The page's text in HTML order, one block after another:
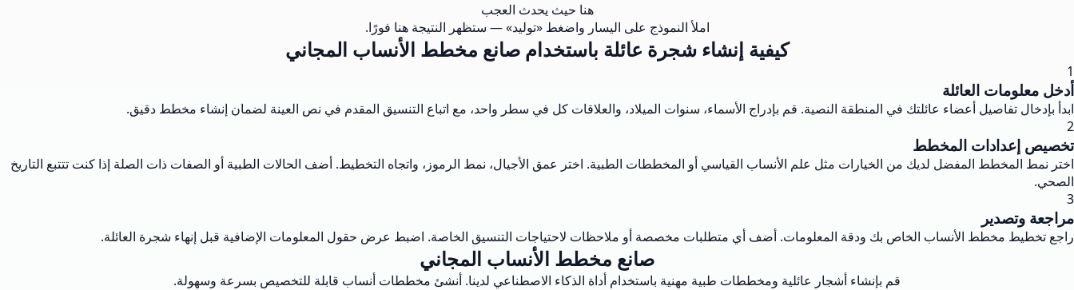
هنا حيث يحدث العجب
املأ النموذج على اليسار واضغط «توليد» — ستظهر النتيجة هنا فورًا.
كيفية إنشاء شجرة عائلة باستخدام صانع مخطط الأنساب المجاني
1
أدخل معلومات العائلة
ابدأ بإدخال تفاصيل أعضاء عائلتك في المنطقة النصية. قم بإدراج الأسماء، سنوات الميلاد، والعلاقات كل في سطر واحد، مع اتباع التنسيق المقدم في نص العينة لضمان إنشاء مخطط دقيق.
2
تخصيص إعدادات المخطط
اختر نمط المخطط المفضل لديك من الخيارات مثل علم الأنساب القياسي أو المخططات الطبية. اختر عمق الأجيال، نمط الرموز، واتجاه التخطيط. أضف الحالات الطبية أو الصفات ذات الصلة إذا كنت تتتبع التاريخ
الصحي.
3
مراجعة وتصدير
راجع تخطيط مخطط الأنساب الخاص بك ودقة المعلومات. أضف أي متطلبات مخصصة أو ملاحظات لاحتياجات التنسيق الخاصة. اضبط عرض حقول المعلومات الإضافية قبل إنهاء شجرة العائلة.
صانع مخطط الأنساب المجاني
قم بإنشاء أشجار عائلية ومخططات طبية مهنية باستخدام أداة الذكاء الاصطناعي لدينا. أنشئ مخططات أنساب قابلة للتخصيص بسرعة وسهولة.